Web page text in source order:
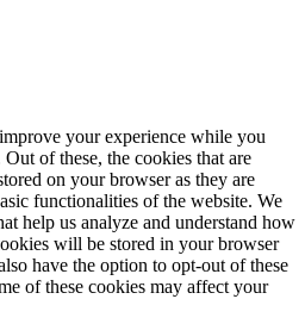
your experience while you
of these, the cookies that are
on your browser as they are
functionalities of the website. We
help us analyze and understand how
will be stored in your browser
have the option to opt-out of these
of these cookies may affect your